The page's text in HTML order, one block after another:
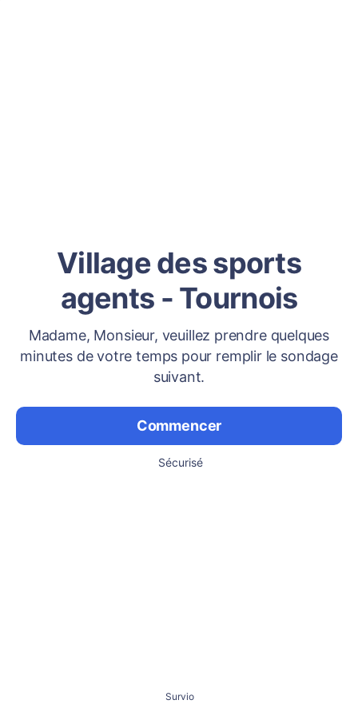
Village des sports
agents - Tournois
Madame, Monsieur, veuillez prendre quelques
minutes de votre temps pour remplir le sondage
suivant.
Commencer
Sécurisé
Survio